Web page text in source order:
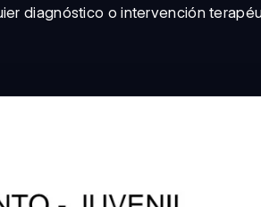
diagnóstico o intervención